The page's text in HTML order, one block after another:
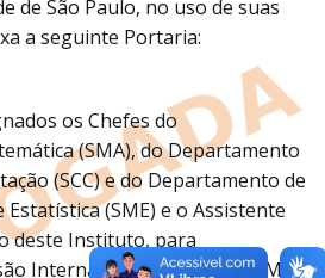
de São Paulo, no uso de suas
a seguinte Portaria:
os Chefes do
(SMA), do Departamento
(SCC) e do Departamento de
(SME) e o Assistente
deste Instituto, para
Interna de Telefonia do ICMC-